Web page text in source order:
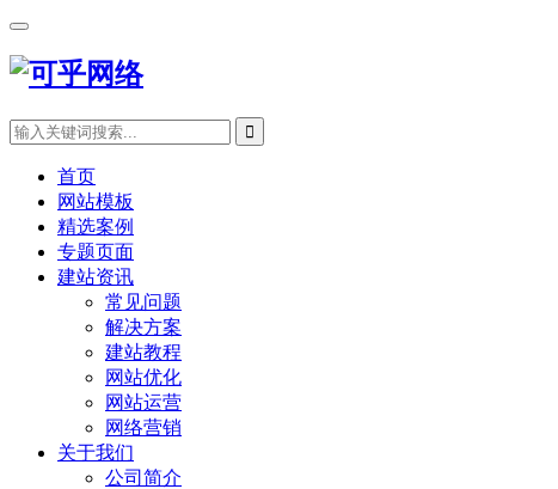
首页
网站模板
精选案例
专题页面
建站资讯
常见问题
解决方案
建站教程
网站优化
网站运营
网络营销
关于我们
公司简介